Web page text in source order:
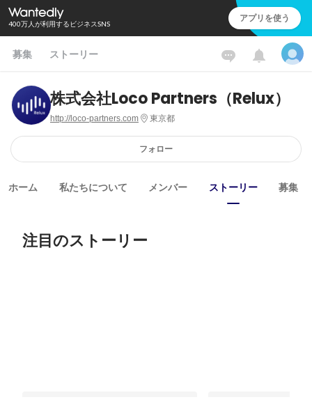
400万人が利用するビジネスSNS アプリを使う
募集 ストーリー
株式会社Loco Partners（Relux）
http://loco-partners.com 東京都
フォロー
ホーム 私たちについて メンバー ストーリー 募集
注目のストーリー